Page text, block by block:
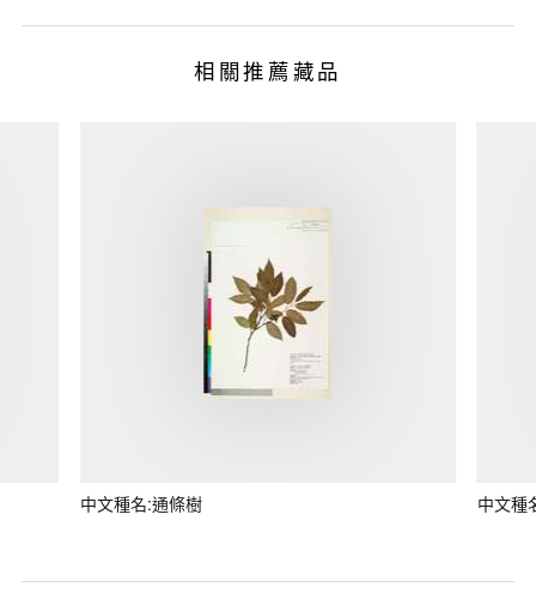
相關推薦藏品
中文種名:通條樹 中文種